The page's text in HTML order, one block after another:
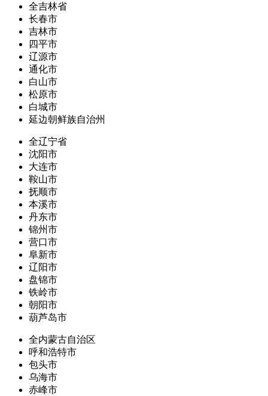
全吉林省
长春市
吉林市
四平市
辽源市
通化市
白山市
松原市
白城市
延边朝鲜族自治州
全辽宁省
沈阳市
大连市
鞍山市
抚顺市
本溪市
丹东市
锦州市
营口市
阜新市
辽阳市
盘锦市
铁岭市
朝阳市
葫芦岛市
全内蒙古自治区
呼和浩特市
包头市
乌海市
赤峰市